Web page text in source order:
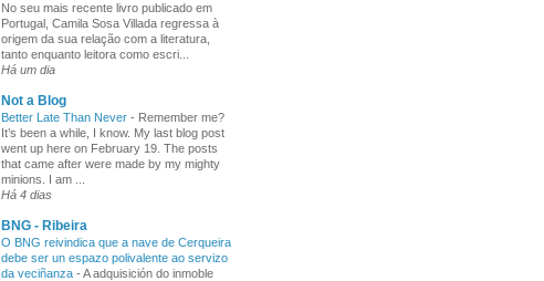
No seu mais recente livro publicado em
Portugal, Camila Sosa Villada regressa à
origem da sua relação com a literatura,
tanto enquanto leitora como escri...
Há um dia
Not a Blog
Better Late Than Never - Remember me?
It’s been a while, I know. My last blog post
went up here on February 19. The posts
that came after were made by my mighty
minions. I am ...
Há 4 dias
BNG - Ribeira
O BNG reivindica que a nave de Cerqueira
debe ser un espazo polivalente ao servizo
da veciñanza - A adquisición do inmoble